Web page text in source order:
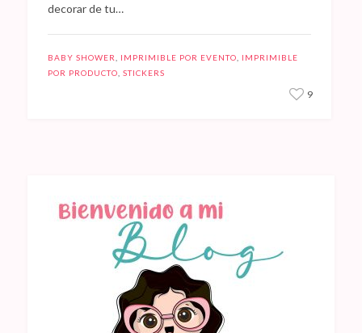
decorar de tu…
BABY SHOWER IMPRIMIBLE POR EVENTO
IMPRIMIBLE
POR PRODUCTO STICKERS
9